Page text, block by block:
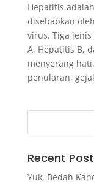
Hepatitis
disebabkan
virus. Tiga
A, Hepatitis B,
menyerang
penularan,
Recent
Yuk, Bedah